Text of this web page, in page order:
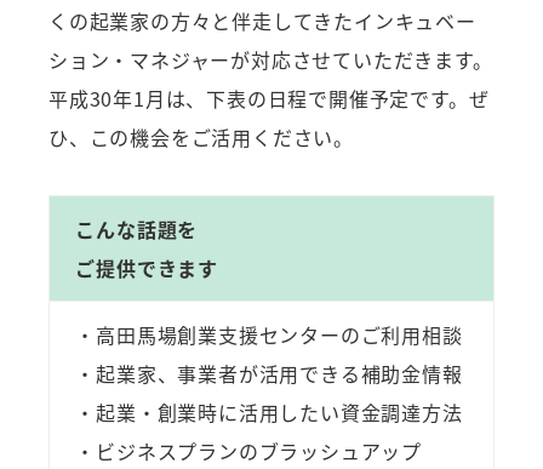
くの起業家の方々と伴走してきたインキュベー
ション・マネジャーが対応させていただきます。
平成30年1月は、下表の日程で開催予定です。ぜ
ひ、この機会をご活用ください。
こんな話題を
ご提供できます
・高田馬場創業支援センターのご利用相談
・起業家、事業者が活用できる補助金情報
・起業・創業時に活用したい資金調達方法
・ビジネスプランのブラッシュアップ